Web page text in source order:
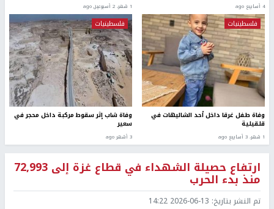
4 أسابيع ago 1 شهر، 2 أسبوعين ago
فلسطينيات
وفاة طفل غرقا داخل أحد الشاليهات في
قلقيلية
1 شهر، 3 أسابيع ago
فلسطينيات
وفاة شاب إثر سقوط مركبة داخل محجر في
سعير
3 أشهر ago
ارتفاع حصيلة الشهداء في قطاع غزة إلى 72,993
منذ بدء الحرب
تم النشر بتاريخ: 2026-06-13 14:22